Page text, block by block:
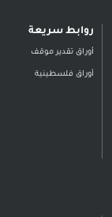
روابط سريعة
أوراق تقدير موقف
أوراق فلسطينية